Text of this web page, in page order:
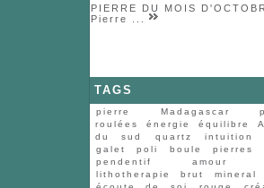
PIERRE DU MOIS
Pierre ...
TAGS
pierre Madagascar
roulées
énergie équilibre
du sud
quartz intuition
galet
poli boule pierres
pendentif
amour
lithotherapie
brut mineral